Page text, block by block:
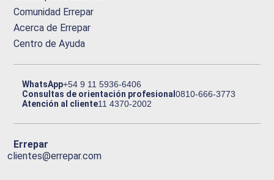
Comunidad Errepar
Acerca de Errepar
Centro de Ayuda
WhatsApp+54 9 11 5936-6406
Consultas de orientación profesional0810-666-3773
Atención al cliente11 4370-2002
Errepar
clientes@errepar.com